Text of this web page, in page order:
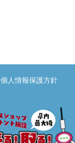
個人情報保護方針